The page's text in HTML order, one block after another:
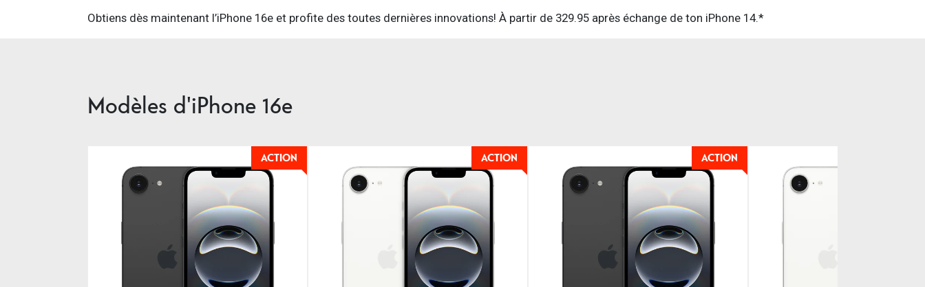
Obtiens dès maintenant l’iPhone 16e et profite des toutes dernières innovations! À partir de 329.95 après échange de ton iPhone 14.*
Modèles d'iPhone 16e
ACTION ACTION ACTION